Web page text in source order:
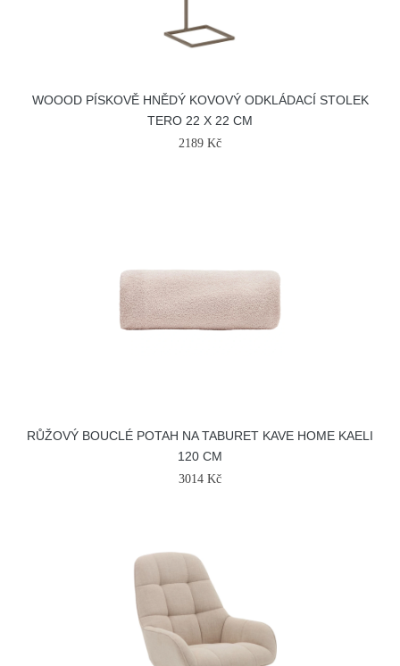
WOOOD PÍSKOVĚ HNĚDÝ KOVOVÝ ODKLÁDACÍ STOLEK
TERO 22 X 22 CM
2189 Kč
RŮŽOVÝ BOUCLÉ POTAH NA TABURET KAVE HOME KAELI
120 CM
3014 Kč